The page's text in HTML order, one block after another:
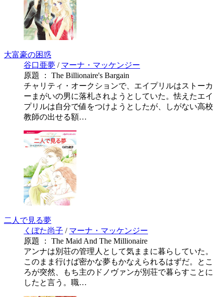
大富豪の困惑
谷口亜夢 / マーナ・マッケンジー
原題 ： The Billionaire's Bargain
チャリティ・オークションで、エイプリルはストーカ
ーまがいの男に落札されようとしていた。怯えたエイ
プリルは自分で値をつけようとしたが、しがない高校
教師の出せる額…
二人で見る夢
くぼた尚子 / マーナ・マッケンジー
原題 ： The Maid And The Millionaire
アンナは別荘の管理人として気ままに暮らしていた。
このまま行けば密かな夢もかなえられるはずだ。とこ
ろが突然、もち主のドノヴァンが別荘で暮らすことに
したと言う。職…